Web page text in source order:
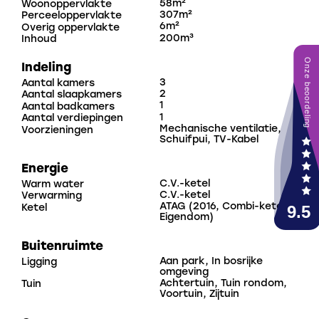
SLAAPGEDEELTE
De woning beschikt over twee slaapkamers.
De hoofdslaapkamer is voorzien van een inloopkast,
wat zorgt voor extra opbergruimte en comfort.
De tweede slaapkamer is ingericht met twee
eenpersoonsbedden en beschikt over een praktische
BADKAMER
De badkamer ligt centraal tussen beide slaapkamers
en is vanuit beide kamers direct toegankelijk. Deze is
uitgevoerd met een royale douche en een dubbele
wastafel met meubel.
Woonoppervlakte
58m²
Perceeloppervlakte
307m²
Overig oppervlakte
6m²
Inhoud
200m³
Indeling
Aantal kamers
3
Aantal slaapkamers
2
Aantal badkamers
1
Aantal verdiepingen
1
Voorzieningen
Mechanische ventilatie,
Schuifpui, TV-Kabel
Energie
Warm water
C.V.-ketel
Verwarming
C.V.-ketel
Ketel
ATAG (2016, Combi-ketel,
Eigendom)
Buitenruimte
Ligging
Aan park, In bosrijke
omgeving
Tuin
Achtertuin, Tuin rondom,
Voortuin, Zijtuin